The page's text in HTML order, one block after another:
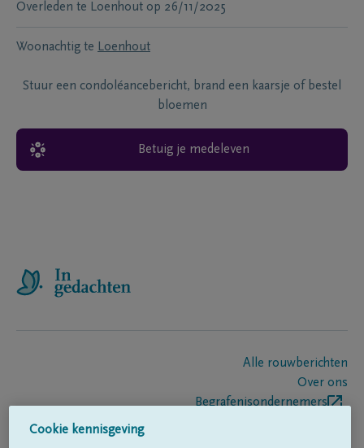
Overleden te Loenhout op 26/11/2025
Woonachtig te Loenhout
Stuur een condoléancebericht, brand een kaarsje of bestel
bloemen
Betuig je medeleven
Alle rouwberichten
Over ons
Begrafenisondernemers
Cookie kennisgeving